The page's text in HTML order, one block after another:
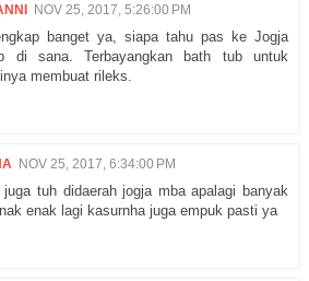
NOV 25, 2017, 5:26:00 PM
banget ya, siapa tahu pas ke Jogja
di sana. Terbayangkan bath tub untuk
membuat rileks.
NOV 25, 2017, 6:34:00 PM
juga tuh didaerah jogja mba apalagi banyak
enak lagi kasurnha juga empuk pasti ya